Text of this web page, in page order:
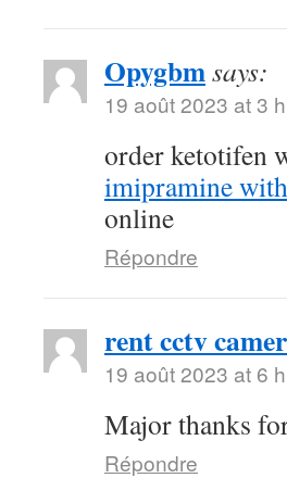
Opygbmsays:
19 août 2023 at 3
order ketotifen
imipramine
online
Répondre
rent cctv
19 août 2023 at 6
Major thanks
Répondre